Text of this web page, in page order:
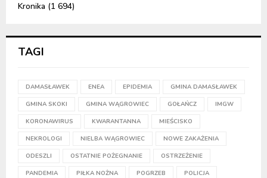
Kronika (1 694)
TAGI
DAMASŁAWEK ENEA EPIDEMIA GMINA DAMASŁAWEK
GMINA SKOKI GMINA WĄGROWIEC GOŁAŃCZ IMGW
KORONAWIRUS KWARANTANNA MIEŚCISKO
NEKROLOGI NIELBA WĄGROWIEC NOWE ZAKAŻENIA
ODESZLI OSTATNIE POŻEGNANIE OSTRZEŻENIE
PANDEMIA PIŁKA NOŻNA POGRZEB POLICJA